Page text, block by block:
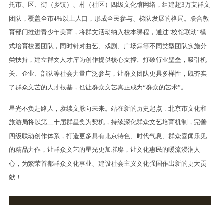
托市、区、街（乡镇）、村（社区）四级文化馆网络，组建超3万支群文
团队，覆盖全市4%以上人口，形成全民参与、梯队发展的格局。联合教
育部门推进青少年美育，将群文活动纳入校本课程，通过“校馆联动”模
式培育校园团队，同时针对曲艺、戏剧、广场舞等不同类型团队实施分
类扶持，建立群文人才库为创作提供核心支撑。打破行业壁垒，吸引机
关、企业、部队等社会力量广泛参与，让群文团队更具多样性，既夯实
了群众文艺的人才根基，也让群众文艺真正成为“群众的艺术”。
星光不负赶路人，赓续文脉向未来。站在新的历史起点，北京市文化和
旅游局将以第二十届群星奖为契机，持续深化群众文艺培育机制，完善
四级联动创作体系，打造更多具有北京特色、时代气息、群众喜闻乐见
的精品力作，让群众文艺的星光更加璀璨，让文化惠民的暖流浸润人
心，为繁荣首都群众文化事业、建设社会主义文化强国作出新的更大贡
献！